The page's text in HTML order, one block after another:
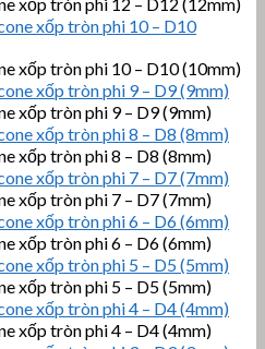
xốp tròn phi 10 – D10 (10mm)
xốp tròn phi 9 – D9 (9mm)
xốp tròn phi 8 – D8 (8mm)
xốp tròn phi 7 – D7 (7mm)
xốp tròn phi 6 – D6 (6mm)
xốp tròn phi 5 – D5 (5mm)
xốp tròn phi 4 – D4 (4mm)